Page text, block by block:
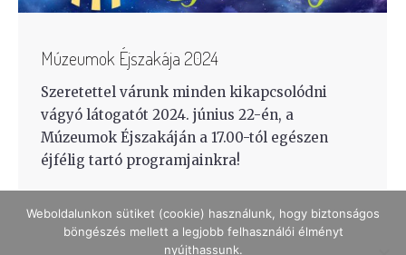
Múzeumok Éjszakája 2024
Szeretettel várunk minden kikapcsolódni
vágyó látogatót 2024. június 22-én, a
Múzeumok Éjszakáján a 17.00-tól egészen
éjfélig tartó programjainkra!
Weboldalunkon sütiket (cookie) használunk, hogy biztonságos
böngészés mellett a legjobb felhasználói élményt
nyújthassunk.